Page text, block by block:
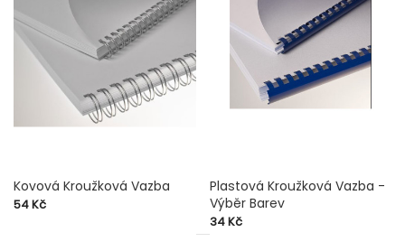
Kovová Kroužková Vazba
Cena
54 Kč
Plastová Kroužková Vazba -
Výběr Barev
Cena
34 Kč